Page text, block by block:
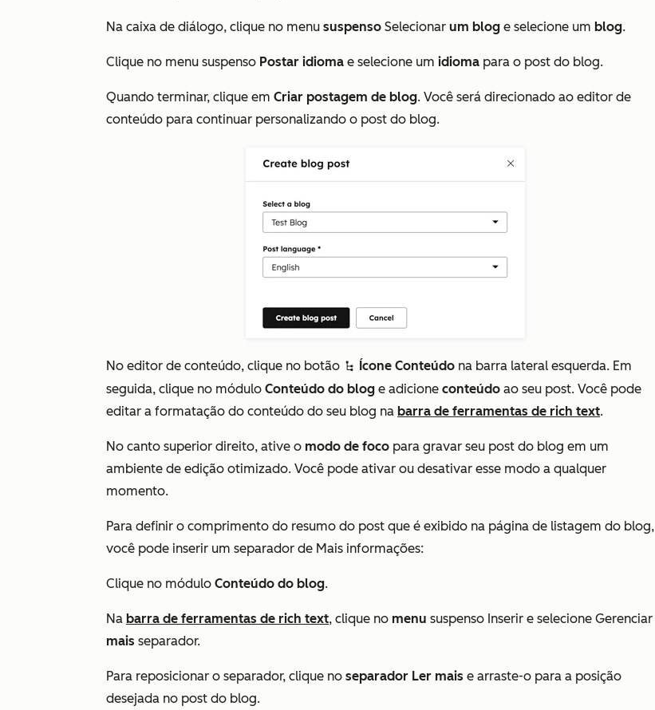
Na caixa de diálogo, clique no menu suspenso Selecionar um blog e selecione um blog.
Clique no menu suspenso Postar idioma e selecione um idioma para o post do blog.
Quando terminar, clique em Criar postagem de blog. Você será direcionado ao editor de
conteúdo para continuar personalizando o post do blog.
No editor de conteúdo, clique no botão siteTreeIcon Ícone Conteúdo na barra lateral esquerda. Em
seguida, clique no módulo Conteúdo do blog e adicione conteúdo ao seu post. Você pode
editar a formatação do conteúdo do seu blog na barra de ferramentas de rich text.
No canto superior direito, ative o modo de foco para gravar seu post do blog em um
ambiente de edição otimizado. Você pode ativar ou desativar esse modo a qualquer
momento.
Para definir o comprimento do resumo do post que é exibido na página de listagem do blog,
você pode inserir um separador de Mais informações:
Clique no módulo Conteúdo do blog.
Na barra de ferramentas de rich text, clique no menu suspenso Inserir e selecione Gerenciar
mais separador.
Para reposicionar o separador, clique no separador Ler mais e arraste-o para a posição
desejada no post do blog.